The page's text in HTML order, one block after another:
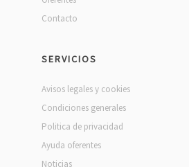
Contacto
SERVICIOS
Avisos legales y cookies
Condiciones generales
Politica de privacidad
Ayuda oferentes
Noticias